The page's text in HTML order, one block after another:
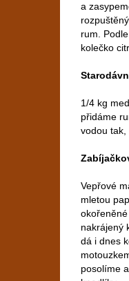
a
rum.
kolečko
1/4 kg
přidáme
vodou tak,
Vepřové
mletou
nakrájený
dá i dnes
posolíme